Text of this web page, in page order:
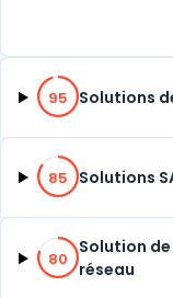
95% de
95 Solutions
85% de
85 Solutions
80% de
80
Solution
réseau